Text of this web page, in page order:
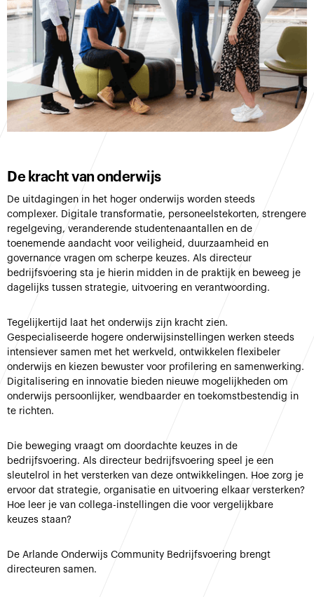
De kracht van onderwijs
De uitdagingen in het hoger onderwijs worden steeds
complexer. Digitale transformatie, personeelstekorten, strengere
regelgeving, veranderende studentenaantallen en de
toenemende aandacht voor veiligheid, duurzaamheid en
governance vragen om scherpe keuzes. Als directeur
bedrijfsvoering sta je hierin midden in de praktijk en beweeg je
dagelijks tussen strategie, uitvoering en verantwoording.
Tegelijkertijd laat het onderwijs zijn kracht zien.
Gespecialiseerde hogere onderwijsinstellingen werken steeds
intensiever samen met het werkveld, ontwikkelen flexibeler
onderwijs en kiezen bewuster voor profilering en samenwerking.
Digitalisering en innovatie bieden nieuwe mogelijkheden om
onderwijs persoonlijker, wendbaarder en toekomstbestendig in
te richten.
Die beweging vraagt om doordachte keuzes in de
bedrijfsvoering. Als directeur bedrijfsvoering speel je een
sleutelrol in het versterken van deze ontwikkelingen. Hoe zorg je
ervoor dat strategie, organisatie en uitvoering elkaar versterken?
Hoe leer je van collega-instellingen die voor vergelijkbare
keuzes staan?
De Arlande Onderwijs Community Bedrijfsvoering brengt
directeuren samen.